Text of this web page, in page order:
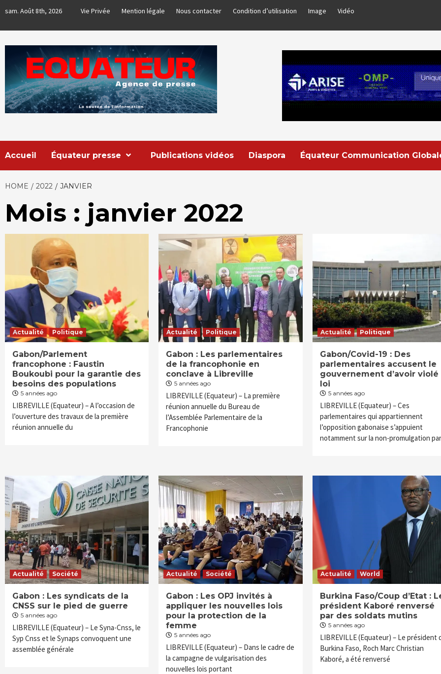
content
sam. Août 8th, 2026 Vie Privée Mention légale Nous contacter Condition d’utilisation Image Vidéo
EQUATEUR
Accueil Équateur presse Publications vidéos Diaspora Équateur Communication
HOME 2022 JANVIER
Mois : janvier 2022
Actualité Politique
Gabon/Parlement
francophone : Faustin
Boukoubi pour la garantie des
besoins des populations
5 années ago
LIBREVILLE (Equateur) – A l’occasion de
l’ouverture des travaux de la première
réunion annuelle du
Actualité Politique
Gabon : Les parlementaires
de la francophonie en
conclave à Libreville
5 années ago
LIBREVILLE (Equateur) – La première
réunion annuelle du Bureau de
l’Assemblée Parlementaire de la
Francophonie
Actualité Politique
Gabon/Covid-19 : Des
parlementaires accusent le
gouvernement d’avoir violé
loi
5 années ago
LIBREVILLE (Equateur) – Ces
parlementaires qui appartiennent
l’opposition gabonaise s’appuient
notamment sur la non-promulgation par
Actualité Société
Gabon : Les syndicats de la
CNSS sur le pied de guerre
5 années ago
LIBREVILLE (Equateur) – Le Syna-Cnss, le
Syp Cnss et le Synaps convoquent une
assemblée générale
Actualité Société
Gabon : Les OPJ invités à
appliquer les nouvelles lois
pour la protection de la
femme
5 années ago
LIBREVILLE (Equateur) – Dans le cadre de
la campagne de vulgarisation des
nouvelles lois portant
Actualité World
Burkina Faso/Coup d’Etat :
président Kaboré renversé
par des soldats mutins
5 années ago
LIBREVILLE (Equateur) – Le président
Burkina Faso, Roch Marc Christian
Kaboré, a été renversé